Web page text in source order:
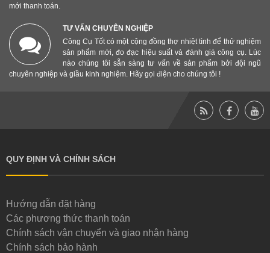
mới thanh toán.
TƯ VẤN CHUYÊN NGHIỆP
Công Cụ Tốt có một cộng đồng thợ nhiệt tình để thử nghiệm
sản phẩm mới, đo đạc hiệu suất và đánh giá công cụ. Lúc
nào chúng tôi sẵn sàng tư vấn về sản phẩm bởi đội ngũ
chuyên nghiệp và giầu kinh nghiệm. Hãy gọi điện cho chúng tôi !
QUY ĐỊNH VÀ CHÍNH SÁCH
Hướng dẫn đặt hàng
Các phương thức thanh toán
Chính sách vận chuyển và giao nhận hàng
Chính sách bảo hành